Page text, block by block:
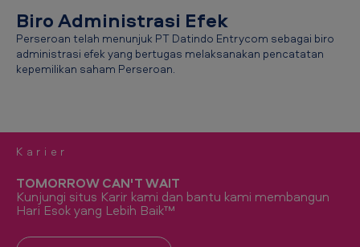
Biro Administrasi Efek
Perseroan telah menunjuk PT Datindo Entrycom sebagai biro
administrasi efek yang bertugas melaksanakan pencatatan
kepemilikan saham Perseroan.
Karier
TOMORROW CAN'T WAIT
Kunjungi situs Karir kami dan bantu kami membangun
Hari Esok yang Lebih Baik™